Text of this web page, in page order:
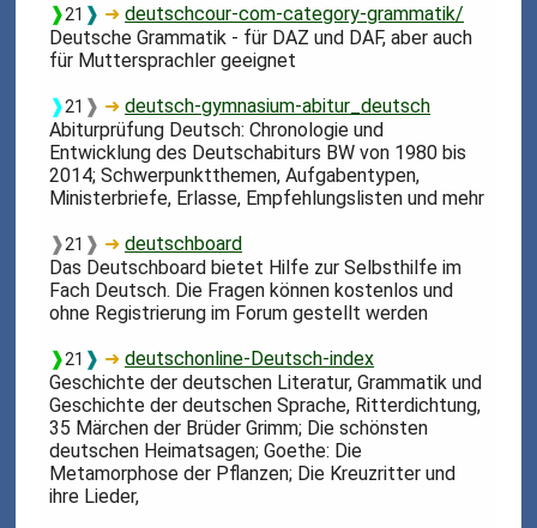
❱21 ❱ ➜deutschcour-com-category-grammatik/
Deutsche Grammatik - für DAZ und DAF, aber auch
für Muttersprachler geeignet
❱21 ❱ ➜deutsch-gymnasium-abitur_deutsch
Abiturprüfung Deutsch: Chronologie und
Entwicklung des Deutschabiturs BW von 1980 bis
2014; Schwerpunktthemen, Aufgabentypen,
Ministerbriefe, Erlasse, Empfehlungslisten und mehr
❱21 ❱ ➜deutschboard
Das Deutschboard bietet Hilfe zur Selbsthilfe im
Fach Deutsch. Die Fragen können kostenlos und
ohne Registrierung im Forum gestellt werden
❱21 ❱ ➜deutschonline-Deutsch-index
Geschichte der deutschen Literatur, Grammatik und
Geschichte der deutschen Sprache, Ritterdichtung,
35 Märchen der Brüder Grimm; Die schönsten
deutschen Heimatsagen; Goethe: Die
Metamorphose der Pflanzen; Die Kreuzritter und
ihre Lieder,